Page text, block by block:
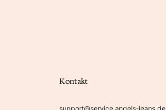
Kontakt
support@service.angels-jeans.de